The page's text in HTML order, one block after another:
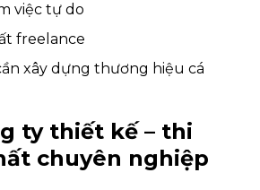
việc tự do
freelance
xây dựng thương hiệu cá
ty thiết kế – thi
chuyên nghiệp